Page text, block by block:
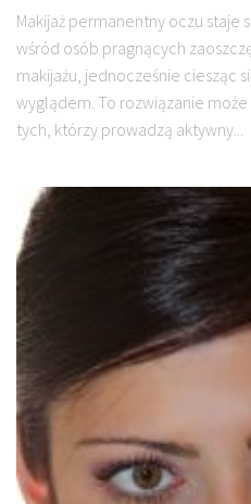
Makijaż permanentny oczu staje
wśród osób pragnących
makijażu, jednocześnie ciesząc
wyglądem. To rozwiązanie
tych, którzy prowadzą aktywny...